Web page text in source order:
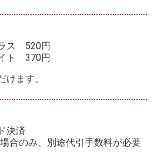
ス 520円
ト 370円
ます。
決済
合のみ、別途代引手数料が必要